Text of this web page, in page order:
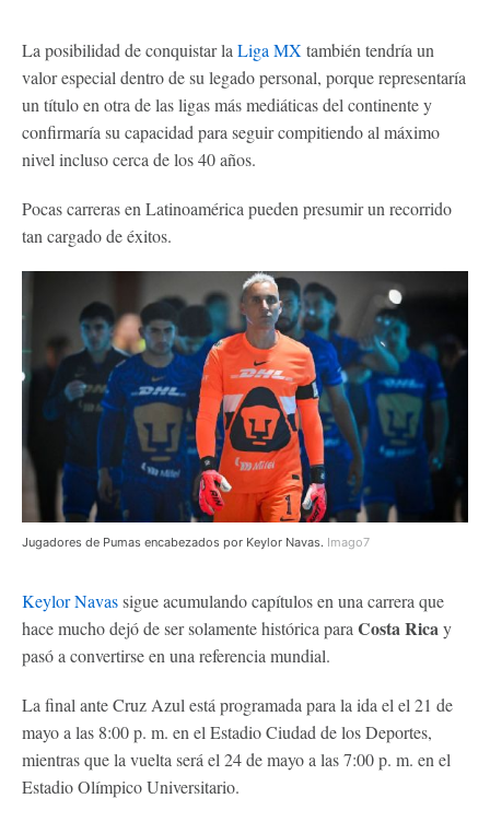
La posibilidad de conquistar la Liga MX también tendría un
valor especial dentro de su legado personal, porque representaría
un título en otra de las ligas más mediáticas del continente y
confirmaría su capacidad para seguir compitiendo al máximo
nivel incluso cerca de los 40 años.
Pocas carreras en Latinoamérica pueden presumir un recorrido
tan cargado de éxitos.
Jugadores de Pumas encabezados por Keylor Navas. Imago7
Keylor Navassigue acumulando capítulos en una carrera que
hace mucho dejó de ser solamente histórica para Costa Ricay
pasó a convertirse en una referencia mundial.
La final ante Cruz Azul está programada para la ida el el 21 de
mayo a las 8:00 p. m. en el Estadio Ciudad de los Deportes,
mientras que la vuelta será el 24 de mayo a las 7:00 p. m. en el
Estadio Olímpico Universitario.